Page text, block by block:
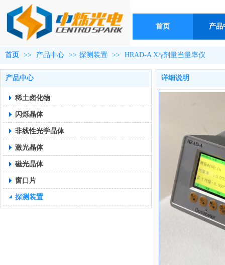
首页 产品
首页 >> 产品中心 >> 探测装置 >> HRAD-A X/γ剂量当量率仪
产品中心
稀土卤化物
闪烁晶体
非线性光学晶体
激光晶体
磁光晶体
窗口片
探测装置
详细说明